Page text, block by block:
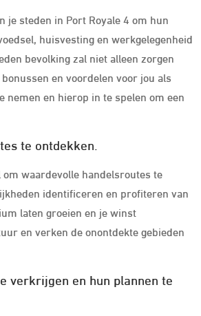
je steden in Port Royale 4 om hun
huisvesting en werkgelegenheid
bevolking zal niet alleen zorgen
en voordelen voor jou als
nemen en hierop in te spelen om een
te ontdekken.
waardevolle handelsroutes te
identificeren en profiteren van
laten groeien en je winst
en verken de onontdekte gebieden
verkrijgen en hun plannen te